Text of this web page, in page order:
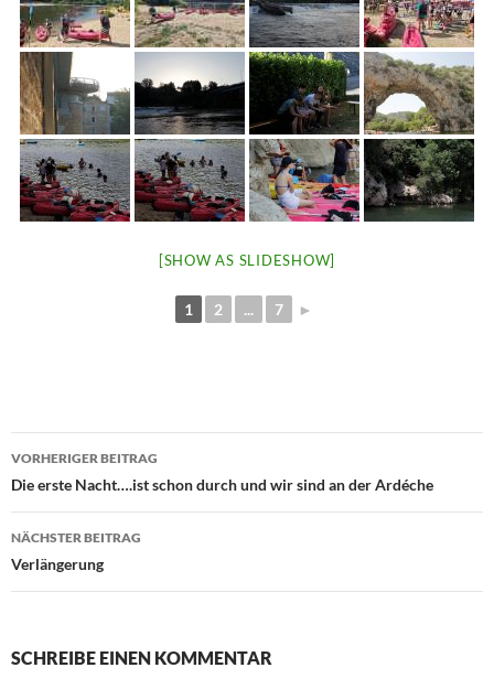
[SHOW AS SLIDESHOW]
1 2 ... 7 ►
Beitragsnavigation
VORHERIGER BEITRAG
Die erste Nacht….ist schon durch und wir sind an der Ardéche
NÄCHSTER BEITRAG
Verlängerung
SCHREIBE EINEN KOMMENTAR